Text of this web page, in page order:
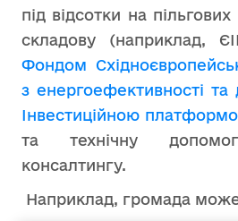
під відсотки на
складову (наприклад,
Фондом
з енергоефективності та
Інвестиційною
та технічну
консалтингу.
Наприклад, громада